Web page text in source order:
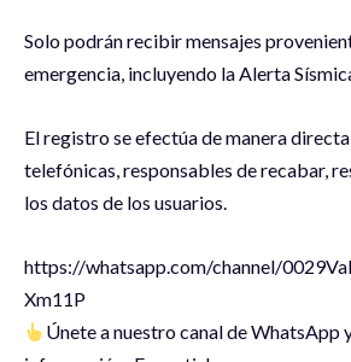
Solo podrán recibir mensajes
emergencia, incluyendo la Alerta
El registro se efectúa de manera
telefónicas, responsables de recabar,
los datos de los usuarios.
‪https://whatsapp.com/channel/
Xm11P
Únete a nuestro canal de WhatsApp